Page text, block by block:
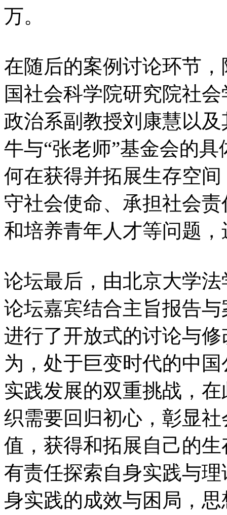
万。
在随后的案例讨论环节
国社会科学院研究院社
政治系副教授刘康慧以
牛与“张老师”基金会的
何在获得并拓展生存空
守社会使命、承担社会
和培养青年人才等问题
论坛最后，由北京大学
论坛嘉宾结合主旨报告
进行了开放式的讨论与
为，处于巨变时代的中
实践发展的双重挑战，
织需要回归初心，彰显
值，获得和拓展自己的
有责任探索自身实践与
身实践的成效与困局，